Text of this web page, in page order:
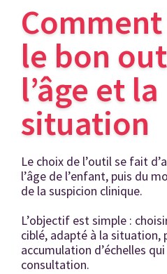
le bon
l’âge et la
situation
Le choix de l’outil se fait
l’âge de l’enfant, puis du
de la suspicion clinique.
L’objectif est simple :
ciblé, adapté à la situation,
accumulation d’échelles
consultation.